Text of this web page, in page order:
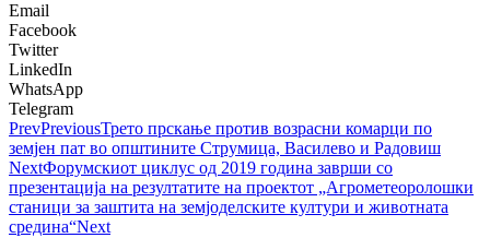
Email
Facebook
Twitter
LinkedIn
WhatsApp
Telegram
PrevPreviousТрето прскање против возрасни комарци по
земјен пат во општините Струмица, Василево и Радовиш
NextФорумскиот циклус од 2019 година заврши со
презентација на резултатите на проектот „Агрометеоролошки
станици за заштита на земјоделските култури и животната
средина“Next